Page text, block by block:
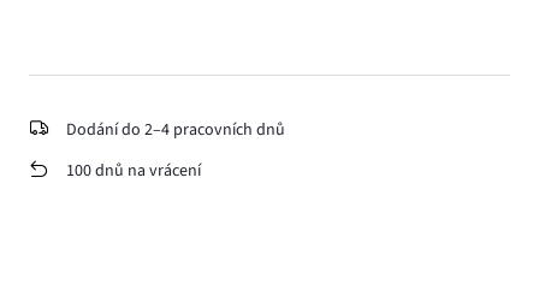
Dodání do 2–4 pracovních dnů
100 dnů na vrácení